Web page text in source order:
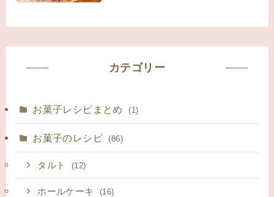
カテゴリー
お菓子レシピまとめ (1)
お菓子のレシピ (86)
タルト (12)
ホールケーキ (16)